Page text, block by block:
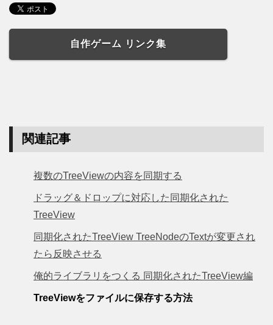
自作ゲーム リンク集
関連記事
複数のTreeViewの内容を同期する
ドラッグ＆ドロップに対応した同期化された
TreeView
同期化されたTreeView TreeNodeのTextが変更され
たら反映させる
俺的ライブラリをつくる 同期化されたTreeView編
TreeViewをファイルに保存する方法